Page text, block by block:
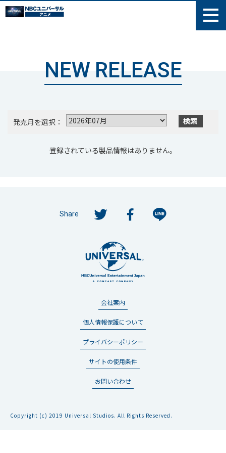
NEW RELEASE
発売月を選択：
登録されている製品情報はありません。
Share
会社案内
個人情報保護について
プライバシーポリシー
サイトの使用条件
お問い合わせ
Copyright (c) 2019 Universal Studios. All Rights Reserved.